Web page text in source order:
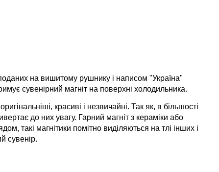
на вишитому рушнику і написом "Україна"
сувенірний магніт на поверхні холодильника.
красиві і незвичайні. Так як, в більшості
до них увагу. Гарний магніт з кераміки або
такі магнітики помітно виділяються на тлі інших і
сувенір.